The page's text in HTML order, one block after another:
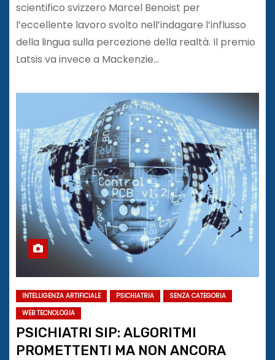
scientifico svizzero Marcel Benoist per
l’eccellente lavoro svolto nell’indagare l’influsso
della lingua sulla percezione della realtà. Il premio
Latsis va invece a Mackenzie…
INTELLIGENZA ARTIFICIALE PSICHIATRIA
SENZA CATEGORIA
WEB TECNOLOGIA
PSICHIATRI SIP: ALGORITMI
PROMETTENTI MA NON ANCORA